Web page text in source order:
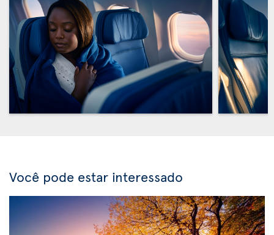
Você pode estar interessado